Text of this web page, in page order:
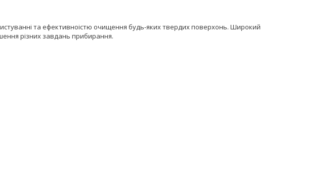
та ефективноістю очищення будь-яких твердих поверхонь. Широкий
різних завдань прибирання.